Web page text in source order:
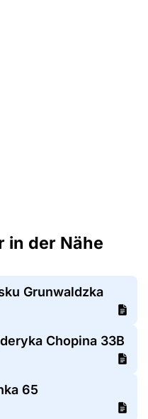
in der Nähe
Grunwaldzka
Chopina 33B
65